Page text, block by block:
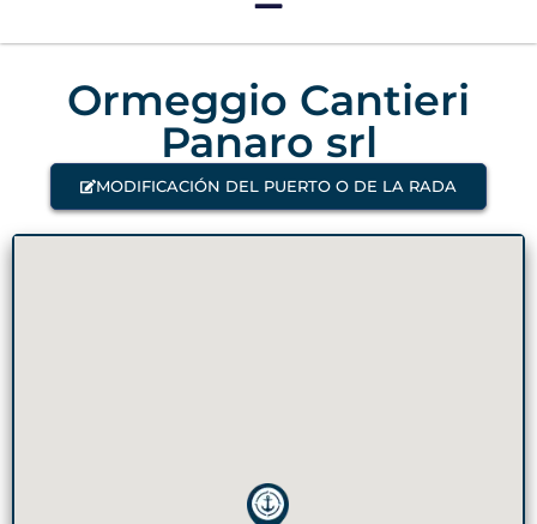
Ormeggio Cantieri
Panaro srl
MODIFICACIÓN DEL PUERTO O DE LA RADA